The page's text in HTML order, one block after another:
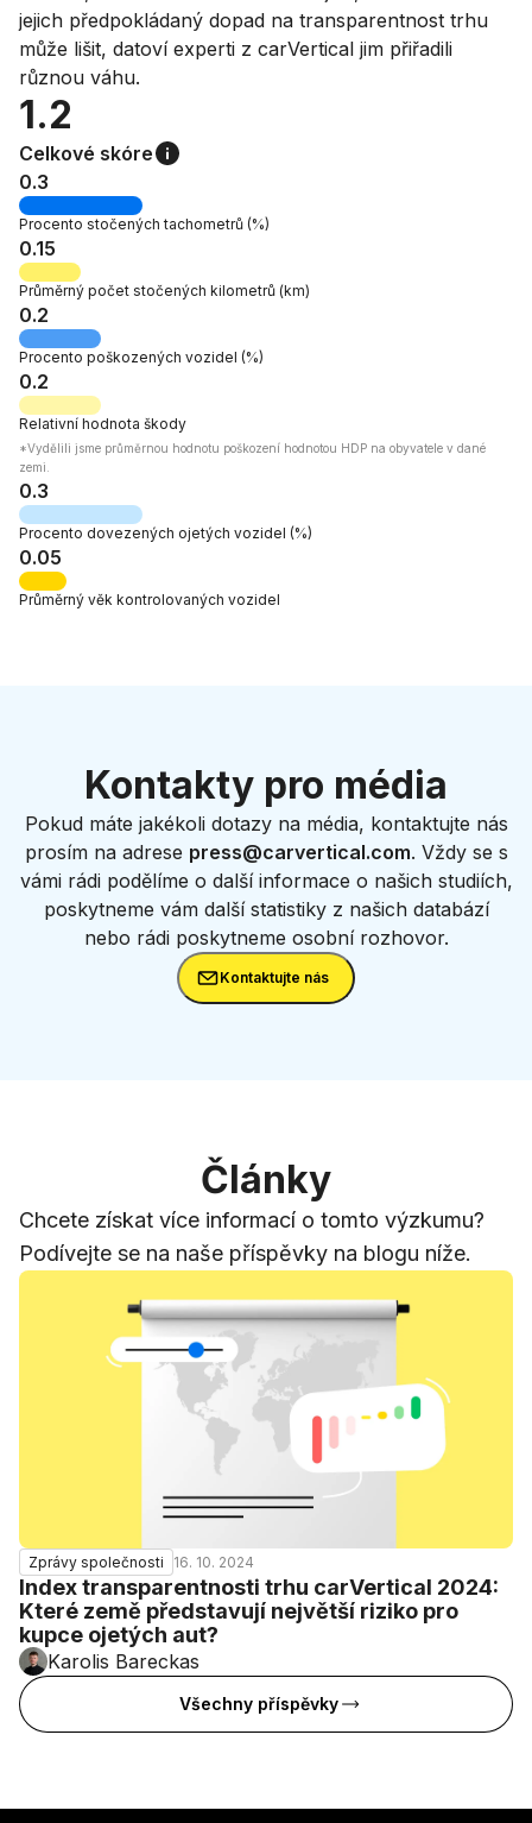
jejich předpokládaný dopad na transparentnost trhu
může lišit, datoví experti z carVertical jim přiřadili
různou váhu.
1.2
Celkové skóre
0.3
Procento stočenýchtachometrů (%)
0.15
Průměrný počet stočených kilometrů (km)
0.2
Procento poškozených vozidel (%)
0.2
Relativní hodnota škody
*Vydělili jsme průměrnou hodnotu poškození hodnotou HDP na obyvatele v dané
zemi.
0.3
Procento dovezených ojetých vozidel (%)
0.05
Průměrný věk kontrolovaných vozidel
Kontakty pro média
Pokud máte jakékoli dotazy na média, kontaktujte nás
prosím na adrese press@carvertical.com. Vždy se s
vámi rádi podělíme o další informace o našich studiích,
poskytneme vám další statistiky z našich databází
nebo rádi poskytneme osobní rozhovor.
Kontaktujte nás
Články
Chcete získat více informací o tomto výzkumu?
Podívejte se na naše příspěvky na blogu níže.
Zprávy společnosti 16. 10. 2024
Index transparentnosti trhu carVertical 2024:
Které země představují největší riziko pro
kupce ojetých aut?
Karolis Bareckas
Všechny příspěvky